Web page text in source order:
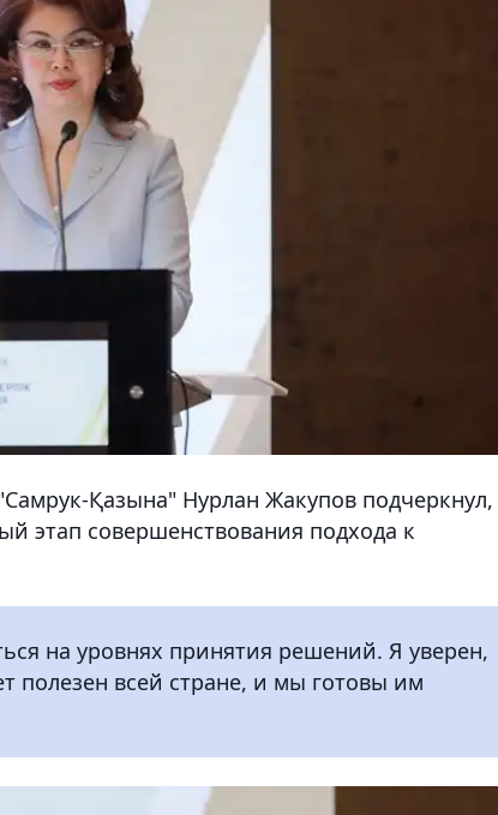
Қазына" Нурлан Жакупов подчеркнул,
этап совершенствования подхода к
на уровнях принятия решений. Я уверен,
полезен всей стране, и мы готовы им